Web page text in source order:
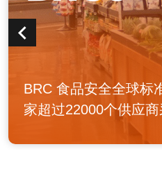
EcoVadis评分是一种
系，旨在评估公司在